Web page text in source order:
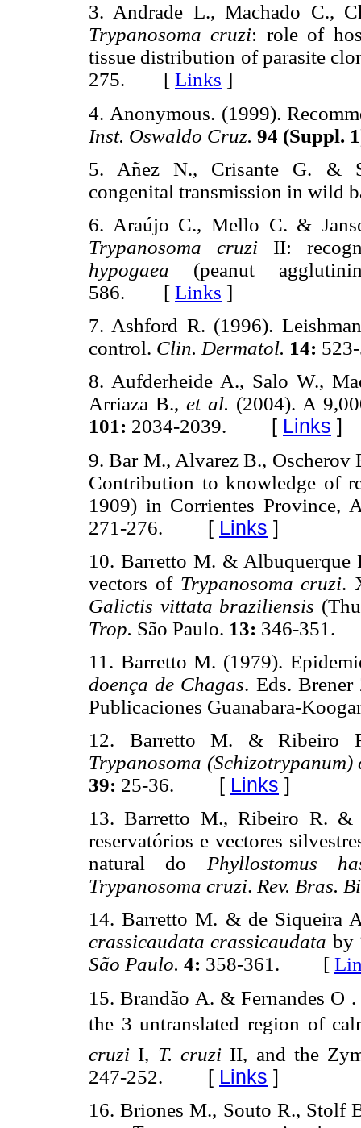
3. Andrade L., Machado C.,
Trypanosoma cruzi: role of
tissue distribution of parasite
275. [ Links ]
4. Anonymous. (1999).
Inst. Oswaldo Cruz. 94 (Suppl.
5. Añez N., Crisante G. &
congenital transmission in wild
6. Araújo C., Mello C. &
Trypanosoma cruzi II:
hypogaea (peanut
586. [ Links ]
7. Ashford R. (1996).
control. Clin. Dermatol. 14:
8. Aufderheide A., Salo W.,
Arriaza B., et al. (2004). A
101: 2034-2039. [ Links ]
9. Bar M., Alvarez B.,
Contribution to knowledge of
1909) in Corrientes Province,
271-276. [ Links ]
10. Barretto M. & Albuquerque
vectors of Trypanosoma cruzi.
Galictis vittata braziliensis
Trop. São Paulo. 13: 346-
11. Barretto M. (1979).
doença de Chagas. Eds.
Publicaciones Guanabara-
12. Barretto M. & Ribeiro
Trypanosoma
39: 25-36. [ Links ]
13. Barretto M., Ribeiro R. &
reservatórios e vectores
natural do Phyllostomus
Trypanosoma cruzi. Rev. Bras.
14. Barretto M. & de Siqueira
crassicaudata crassicaudata by
São Paulo. 4: 358-361. [
15. Brandão A. & Fernandes O
the 3 untranslated region of
cruzi I, T. cruzi II, and the
247-252. [ Links ]
16. Briones M., Souto R., Stolf